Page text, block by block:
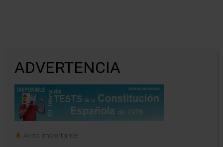
ADVERTENCIA
Aviso Importante